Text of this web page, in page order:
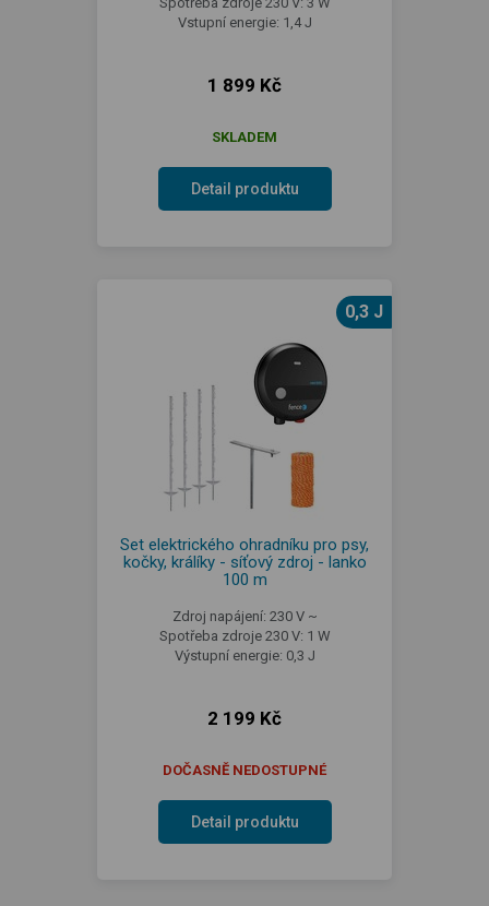
Vstupní energie: 1,4 J
1 899 Kč
SKLADEM
Detail produktu
0,3 J
Set elektrického ohradníku pro psy,
kočky, králíky - síťový zdroj - lanko
100 m
Zdroj napájení: 230 V ~
Spotřeba zdroje 230 V: 1 W
Výstupní energie: 0,3 J
2 199 Kč
DOČASNĚ NEDOSTUPNÉ
Detail produktu